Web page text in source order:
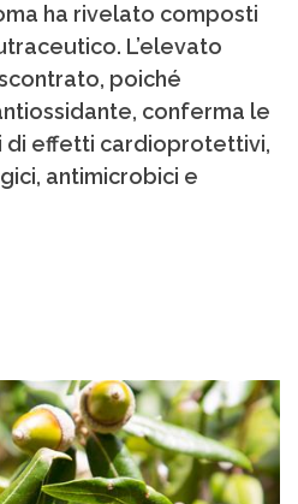
ha rivelato composti
L’elevato
poiché
conferma le
di effetti cardioprotettivi,
antimicrobici e